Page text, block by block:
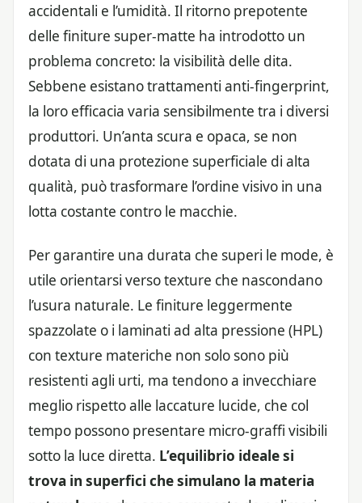
accidentali e l’umidità. Il ritorno prepotente
delle finiture super-matte ha introdotto un
problema concreto: la visibilità delle dita.
Sebbene esistano trattamenti anti-fingerprint,
la loro efficacia varia sensibilmente tra i diversi
produttori. Un’anta scura e opaca, se non
dotata di una protezione superficiale di alta
qualità, può trasformare l’ordine visivo in una
lotta costante contro le macchie.
Per garantire una durata che superi le mode, è
utile orientarsi verso texture che nascondano
l’usura naturale. Le finiture leggermente
spazzolate o i laminati ad alta pressione (HPL)
con texture materiche non solo sono più
resistenti agli urti, ma tendono a invecchiare
meglio rispetto alle laccature lucide, che col
tempo possono presentare micro-graffi visibili
sotto la luce diretta. L’equilibrio ideale si
trova in superfici che simulano la materia